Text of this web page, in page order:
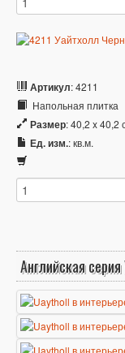
Артикул: 4211
Напольная плитка
Размер: 40,2 x 40,2
Ед. изм.: кв.м.
Английская